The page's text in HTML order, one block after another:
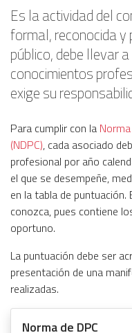
Es la actividad del
formal, reconocida
público, debe llevar
conocimientos
exige su
Para cumplir con la
(NDPC), cada asociado
profesional por año
el que se desempeñe,
en la tabla de
conozca, pues contiene
oportuno.
La puntuación debe ser
presentación de una
realizadas.
Norma de DPC